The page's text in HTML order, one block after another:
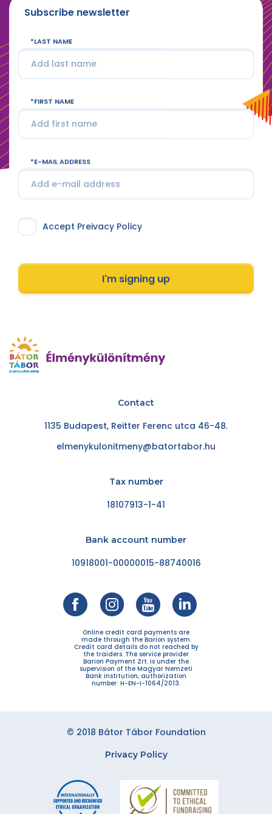
Subscribe newsletter
LAST NAME
FIRST NAME
E-MAIL ADDRESS
Accept Preivacy Policy
I'm signing up
Contact
1135 Budapest, Reitter Ferenc utca 46-48.
elmenykulonitmeny@batortabor.hu
Tax number
18107913-1-41
Bank account number
10918001-00000015-88740016
Online credit card payments are
made through the Barion system.
Credit card details do not reached by
the traiders. The service provider
Barion Payment Zrt. is under the
supervision of the Magyar Nemzeti
Bank institution, authorization
number: H-EN-I-1064/2013.
© 2018 Bátor Tábor Foundation
Privacy Policy